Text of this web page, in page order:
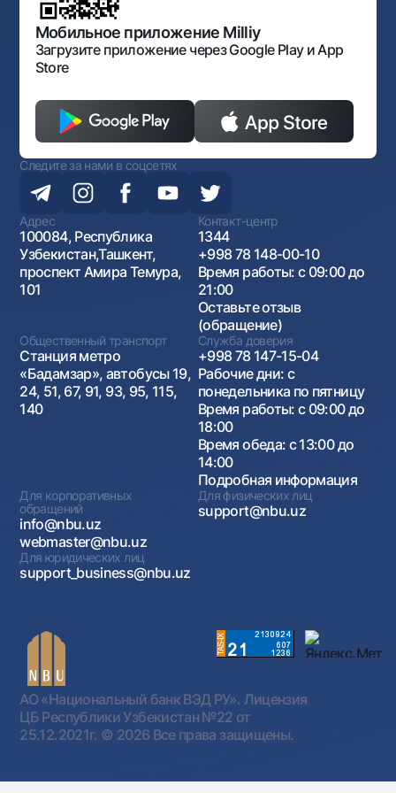
Открытые данные
Антимонопольный комплаенс
Мобильное приложение Milliy
Загрузите приложение через Google Play и App
Store
Следите за нами в соцсетях
Адрес
100084, Республика
Узбекистан,Ташкент,
проспект Амира Темура,
101
Контакт-центр
1344
+998 78 148-00-10
Время работы: с 09:00 до
21:00
Оставьте отзыв
(обращение)
Общественный транспорт
Станция метро
«Бадамзар», автобусы 19,
24, 51, 67, 91, 93, 95, 115,
140
Служба доверия
+998 78 147-15-04
Рабочие дни: с
понедельника по пятницу
Время работы: с 09:00 до
18:00
Время обеда: с 13:00 до
14:00
Подробная информация
Для корпоративных
обращений
info@nbu.uz
webmaster@nbu.uz
Для физических лиц
support@nbu.uz
Для юридических лиц
support_business@nbu.uz
АО «Национальный банк ВЭД РУ». Лицензия
ЦБ Республики Узбекистан №22 от
25.12.2021г. © 2026 Все права защищены.